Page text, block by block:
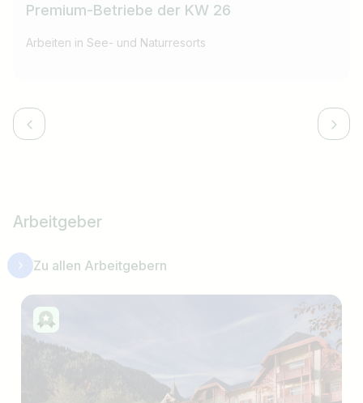
Premium-Betriebe der KW 26
Arbeiten in See- und Naturresorts
Arbeitgeber
Zu allen Arbeitgebern